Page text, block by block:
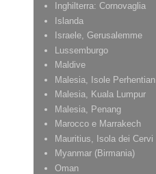
Inghilterra: Cornovaglia
Islanda
Israele, Gerusalemme
Lussemburgo
Maldive
Malesia, Isole Perhentian
Malesia, Kuala Lumpur
Malesia, Penang
Marocco e Marrakech
Mauritius, Isola dei Cervi
Myanmar (Birmania)
Oman